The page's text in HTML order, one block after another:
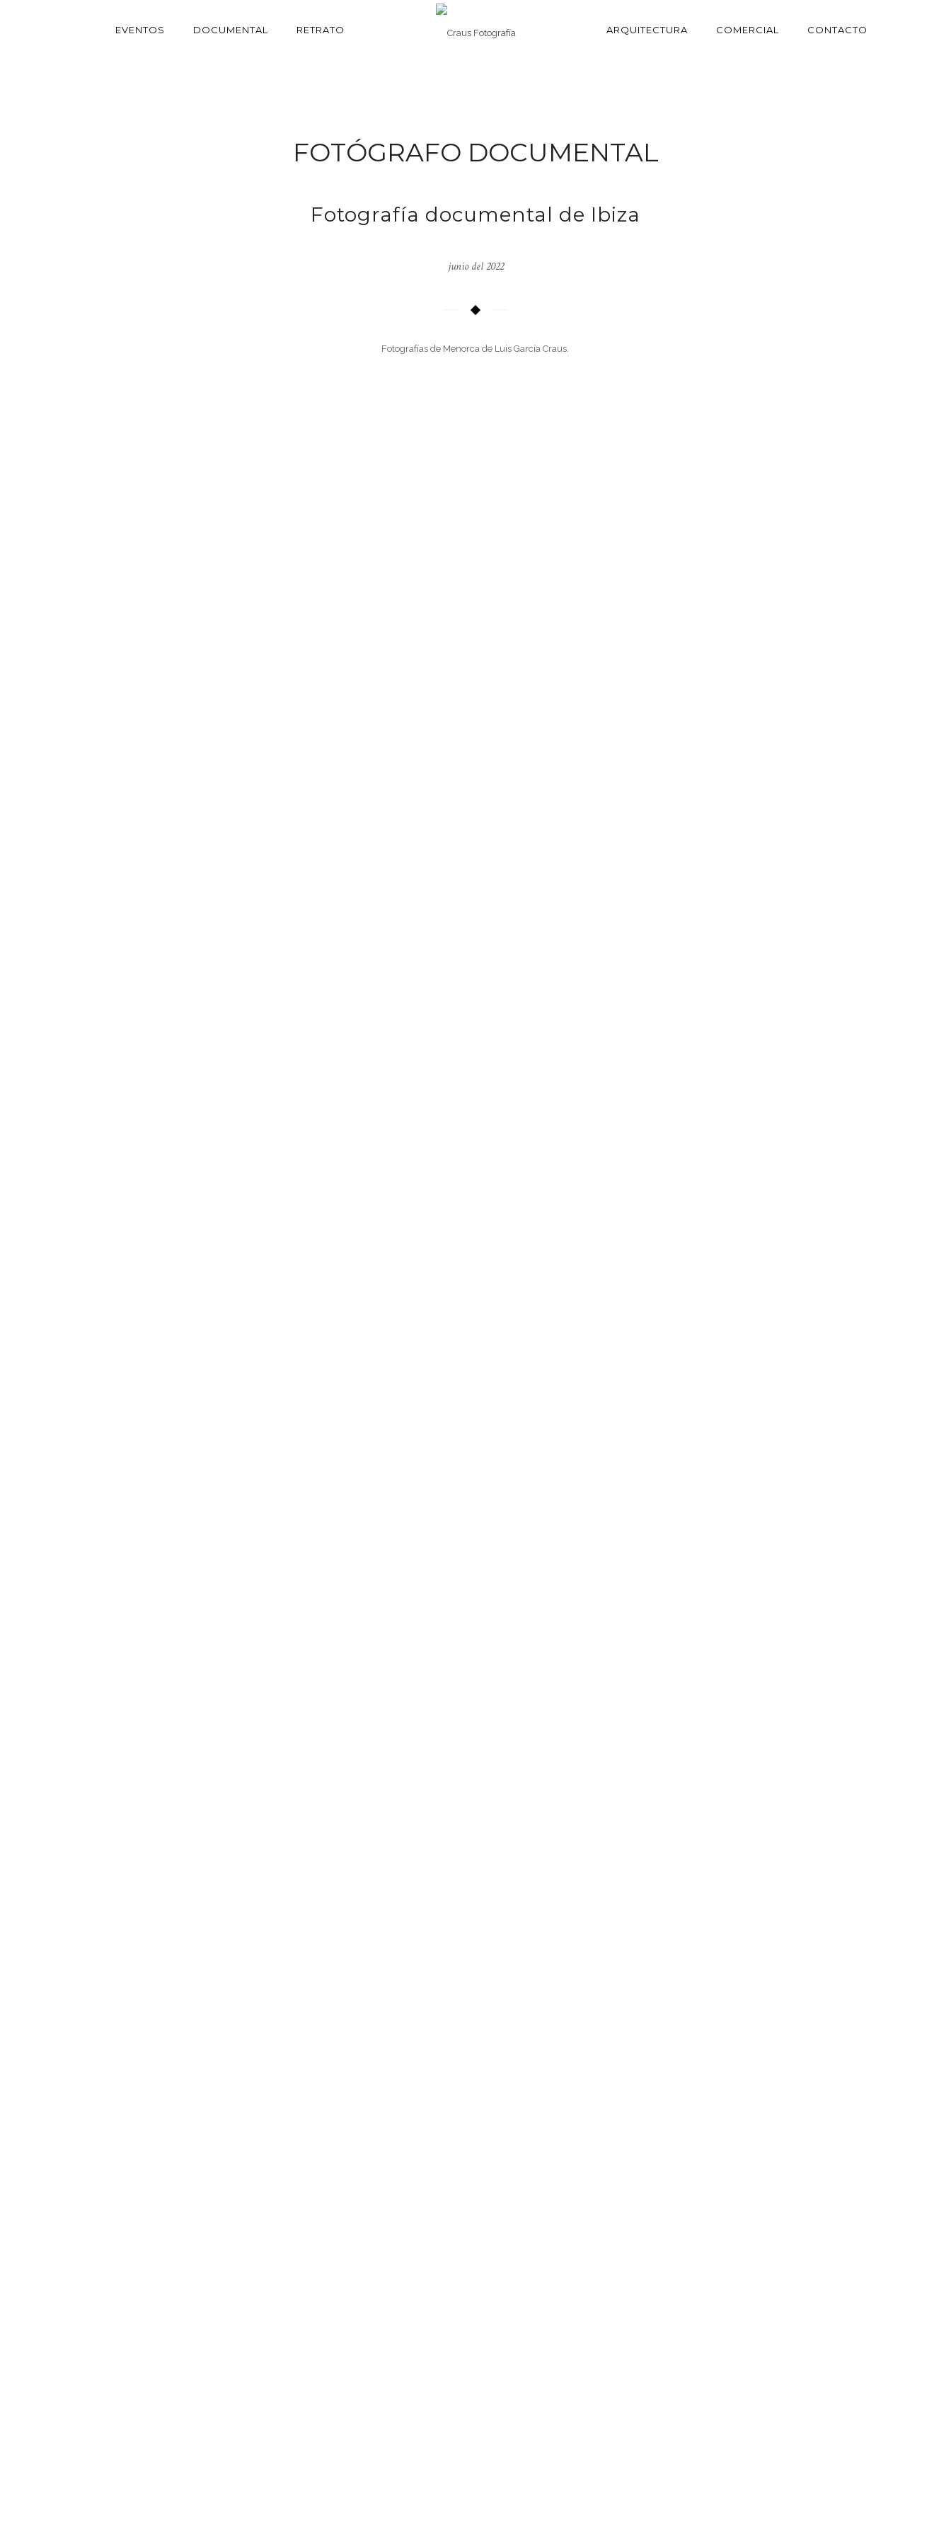
EVENTOS DOCUMENTAL RETRATO ARQUITECTURA COMERCIAL CONTACTO
FOTÓGRAFO DOCUMENTAL
Fotografía documental de Ibiza
junio del 2022
Fotografías de Menorca de Luis García Craus.